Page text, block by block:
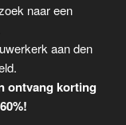
naar een
aan den
ontvang korting